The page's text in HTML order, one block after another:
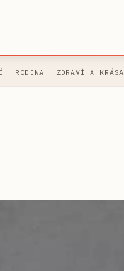
RODINA ZDRAVÍ A KRÁSA